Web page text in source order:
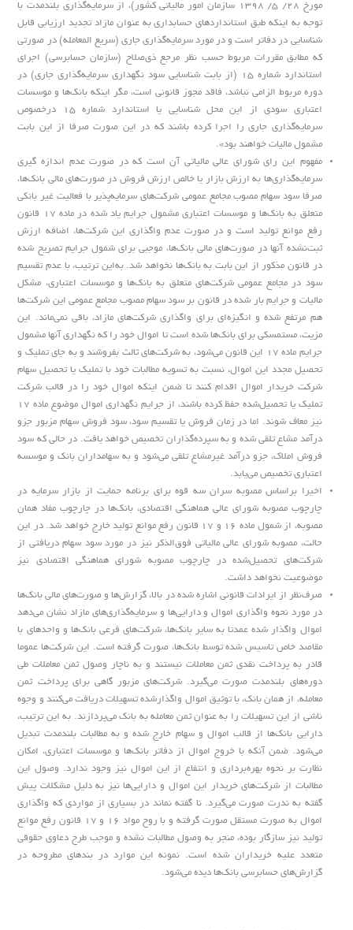
مورخ ۲۸/ ۵/ ۱۳۹۸ سازمان امور مالیاتی کشور)، از سرمایه‌گذاری بلندمدت با
توجه به اینکه طبق استانداردهای حسابداری به عنوان مازاد تجدید ارزیابی قابل
شناسایی در دفاتر است و در مورد سرمایه‌گذاری جاری (سریع المعامله) در صورتی
که مطابق مقررات مربوط حسب نظر مرجع ذی‌صلاح (سازمان حسابرسی) اجرای
استاندارد شماره ۱۵ (از بابت شناسایی سود نگهداری سرمایه‌گذاری جاری) در
دوره مربوط الزامی نباشد، فاقد مجوز قانونی است، مگر اینکه بانک‌ها و موسسات
اعتباری سودی از این محل شناسایی یا استاندارد شماره ۱۵ درخصوص
سرمایه‌گذاری جاری را اجرا کرده باشند که در این صورت صرفا از این بابت
مشمول مالیات خواهند بود».
مفهوم این رای شورای عالی مالیاتی آن است که در صورت عدم اندازه گیری
سرمایه‌گذاری‌ها به ارزش بازار یا خالص ارزش فروش در صورت‌های مالی بانک‌ها،
صرفا سود سهام مصوب مجامع عمومی شرکت‌های سرمایه‌پذیر با فعالیت غیر بانکی
متعلق به بانک‌ها و موسسات اعتباری مشمول جرایم یاد شده در ماده ۱۷ قانون
رفع موانع تولید است و در صورت عدم واگذاری این شرکت‌ها، اضافه ارزش
ثبت‌نشده آنها در صورت‌های مالی بانک‌ها، موجبی برای شمول جرایم تصریح شده
در قانون مذکور از این بابت به بانک‌ها نخواهد شد. به‌این ترتیب، با عدم تقسیم
سود در مجامع عمومی شرکت‌های متعلق به بانک‌ها و موسسات اعتباری، مشکل
مالیات و جرایم بار شده در قانون بر سود سهام مصوب مجامع عمومی این شرکت‌ها
هم مرتفع شده و انگیزه‌ای برای واگذاری شرکت‌های مازاد، باقی نمی‌ماند. این
مزیت، مستمسکی برای بانک‌ها شده است تا اموال خود را که نگهداری آنها مشمول
جرایم ماده ۱۷ این قانون می‌شود، به شرکت‌های ثالث بفروشند و به جای تملیک و
تحصیل مجدد این اموال، نسبت به تسویه مطالبات خود با تملیک یا تحصیل سهام
شرکت خریدار اموال اقدام کنند تا ضمن اینکه اموال خود را در قالب شرکت
تملیک یا تحصیل‌شده حفظ کرده باشند، از جرایم نگهداری اموال موضوع ماده ۱۷
نیز معاف شوند. اما در زمان فروش یا تقسیم سود، سود فروش سهام مزبور جزو
درآمد مشاع تلقی شده و به سپرده‌گذاران تخصیص خواهد یافت. در حالی که سود
فروش املاک، جزو درآمد غیرمشاع تلقی می‌شود و به سهامداران بانک و موسسه
اعتباری تخصیص می‌یابد.
اخیرا براساس مصوبه سران سه قوه برای برنامه حمایت از بازار سرمایه در
چارچوب مصوبه شورای عالی هماهنگی اقتصادی، بانک‌ها در چارچوب مفاد همان
مصوبه، از شمول ماده ۱۶ و ۱۷ قانون رفع موانع تولید خارج خواهد شد. در این
حالت، مصوبه شورای عالی مالیاتی فوق‌الذکر نیز در مورد سود سهام دریافتی از
شرکت‌های تحصیل‌شده در چارچوب مصوبه شورای هماهنگی اقتصادی نیز
موضوعیت نخواهد داشت.
صرف‌نظر از ایرادات قانونی اشاره شده در بالا، گزارش‌ها و صورت‌های مالی بانک‌ها
در مورد نحوه واگذاری اموال و دارایی‌ها و سرمایه‌گذاری‌های مازاد نشان می‌دهد
اموال واگذار شده عمدتا به سایر بانک‌ها، شرکت‌های فرعی بانک‌ها و واحدهای با
مقاصد خاص تاسیس شده توسط بانک‌ها، صورت گرفته است. این شرکت‌ها عموما
قادر به پرداخت نقدی ثمن معاملات نیستند و به ناچار وصول ثمن معاملات طی
دوره‌های بلندمدت صورت می‌گیرد. شرکت‌های مزبور گاهی برای پرداخت ثمن
معامله، از همان بانک، با توثیق اموال واگذار‌شده تسهیلات دریافت می‌کنند و وجوه
ناشی از این تسهیلات را به عنوان ثمن معامله به بانک می‌پردازند. به این ترتیب،
دارایی بانک‌ها از قالب اموال و سهام خارج شده و به مطالبات بلندمدت تبدیل
می‌شود. ضمن آنکه با خروج اموال از دفاتر بانک‌ها و موسسات اعتباری، امکان
نظارت بر نحوه بهره‌برداری و انتفاع از این اموال نیز وجود ندارد. وصول این
مطالبات از شرکت‌های خریدار این اموال و دارایی‌ها نیز به دلیل مشکلات پیش
گفته به ندرت صورت می‌گیرد. نا گفته نماند در بسیاری از مواردی که واگذاری
اموال به صورت مستقل صورت گرفته و با روح مواد ۱۶ و ۱۷ قانون رفع موانع
تولید نیز سازگار بوده، منجر به وصول مطالبات نشده و موجب طرح دعاوی حقوقی
متعدد علیه خریداران شده است. نمونه این موارد در بند‌های مطروحه در
گزارش‌های حسابرسی بانک‌ها دیده می‌شود.